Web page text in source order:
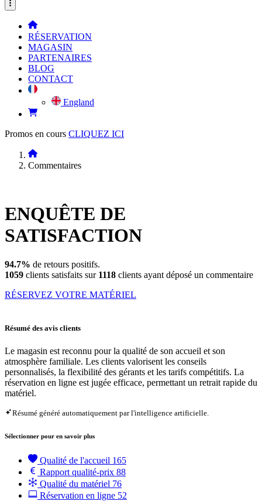
RÉSERVATION
MAGASIN
PARTENAIRES
BLOG
CONTACT
England
Promos en cours CLIQUEZ ICI
Commentaires
ENQUÊTE DE
SATISFACTION
94.7% de retours positifs.
1059 clients satisfaits sur 1118 clients ayant déposé un commentaire
RÉSERVEZ VOTRE MATÉRIEL
Résumé des avis clients
Le magasin est reconnu pour la qualité de son accueil et son
atmosphère familiale. Les clients valorisent les conseils
personnalisés, la flexibilité des gérants et les tarifs compétitifs. La
réservation en ligne est jugée efficace, permettant un retrait rapide du
matériel.
Résumé généré automatiquement par l'intelligence artificielle.
Sélectionner pour en savoir plus
Qualité de l'accueil 165
Rapport qualité-prix 88
Qualité du matériel 76
Réservation en ligne 52